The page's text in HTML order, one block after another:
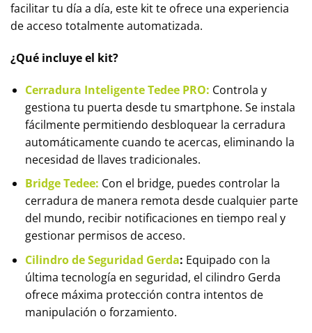
facilitar tu día a día, este kit te ofrece una experiencia
de acceso totalmente automatizada.
¿Qué incluye el kit?
Cerradura Inteligente Tedee PRO: Controla y
gestiona tu puerta desde tu smartphone. Se instala
fácilmente permitiendo desbloquear la cerradura
automáticamente cuando te acercas, eliminando la
necesidad de llaves tradicionales.
Bridge Tedee: Con el bridge, puedes controlar la
cerradura de manera remota desde cualquier parte
del mundo, recibir notificaciones en tiempo real y
gestionar permisos de acceso.
Cilindro de Seguridad Gerda: Equipado con la
última tecnología en seguridad, el cilindro Gerda
ofrece máxima protección contra intentos de
manipulación o forzamiento.